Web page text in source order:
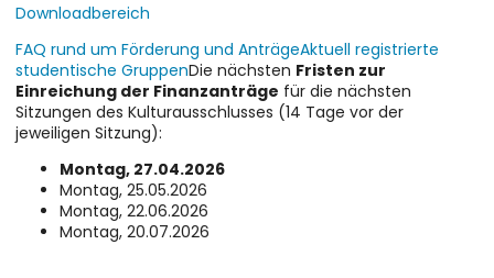
Downloadbereich
FAQ rund um Förderung und AnträgeAktuell registrierte
studentische GruppenDie nächsten Fristen zur
Einreichung der Finanzanträge für die nächsten
Sitzungen des Kulturausschlusses (14 Tage vor der
jeweiligen Sitzung):
Montag, 27.04.2026
Montag, 25.05.2026
Montag, 22.06.2026
Montag, 20.07.2026